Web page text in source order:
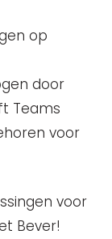
op
door
Teams
voor
voor
Bever!